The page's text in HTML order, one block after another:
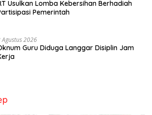
Usulkan Lomba Kebersihan Berhadiah
Pemerintah
Agustus 2026
Guru Diduga Langgar Disiplin Jam